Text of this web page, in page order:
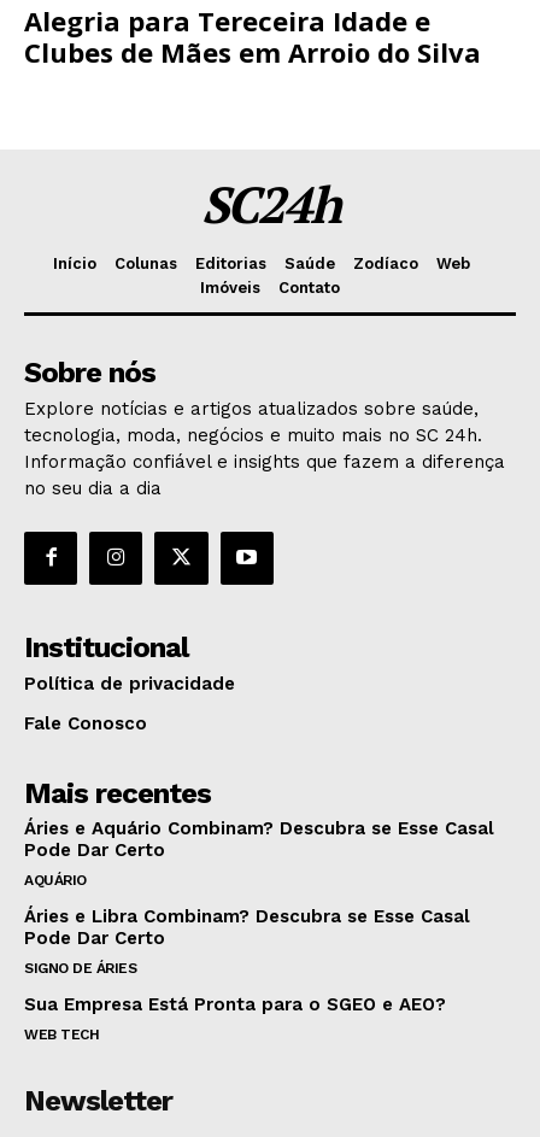
Alegria para Tereceira Idade e
Clubes de Mães em Arroio do Silva
SC24h
Início Colunas Editorias Saúde Zodíaco
Web
Imóveis
Contato
Sobre nós
Explore notícias e artigos atualizados sobre saúde,
tecnologia, moda, negócios e muito mais no SC 24h.
Informação confiável e insights que fazem a diferença
no seu dia a dia
Institucional
Política de privacidade
Fale Conosco
Mais recentes
Áries e Aquário Combinam? Descubra se Esse Casal
Pode Dar Certo
AQUÁRIO
Áries e Libra Combinam? Descubra se Esse Casal
Pode Dar Certo
SIGNO DE ÁRIES
Sua Empresa Está Pronta para o SGEO e AEO?
WEB TECH
Newsletter